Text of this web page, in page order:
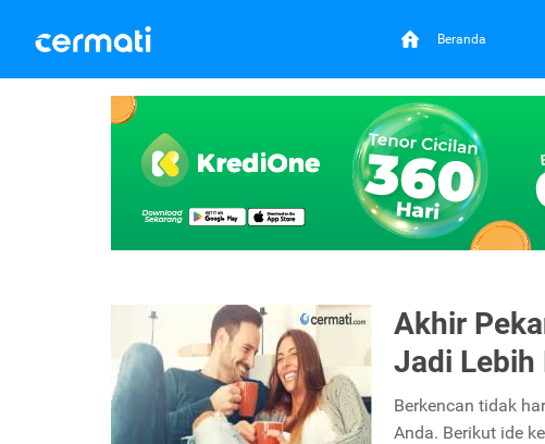
Beranda
Akhir
Jadi Lebih
Berkencan tidak
Anda. Berikut ide